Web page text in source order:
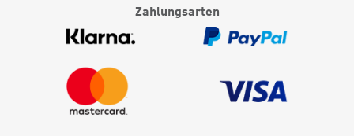
Zahlungsarten